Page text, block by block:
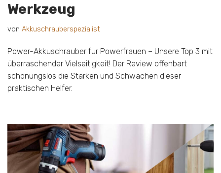
Werkzeug
von Akkuschrauberspezialist
Power-Akkuschrauber für Powerfrauen – Unsere Top 3 mit
überraschender Vielseitigkeit! Der Review offenbart
schonungslos die Stärken und Schwächen dieser
praktischen Helfer.